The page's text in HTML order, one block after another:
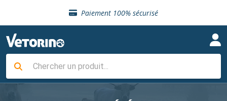
Paiement 100% sécurisé
Livraison gratuite en clinique vétérinaire
Sélection de croquettes vétérinaire
Livraison gratuite en clinique vétérinaire
Retour gratuit en clinique